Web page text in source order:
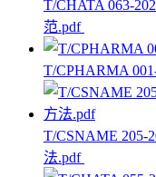
T/CHATA 063-
范.pdf
T/CPHARMA
T/CSNAME 205-
法.pdf